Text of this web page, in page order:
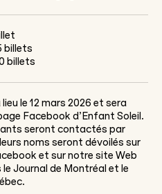
billets
billets
le 12 mars 2026 et sera
Facebook d’Enfant Soleil.
seront contactés par
noms seront dévoilés sur
et sur notre site Web
le Journal de Montréal et le